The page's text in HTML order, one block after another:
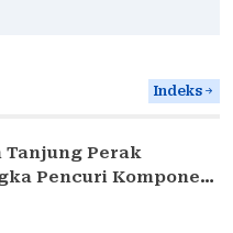
Indeks
Tanjung Perak
Pencuri Komponen